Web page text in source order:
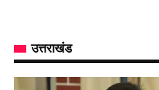
उत्तराखंड